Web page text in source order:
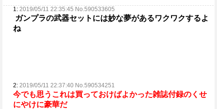
1: 2019/05/11 22:35:45 No.590533605
ガンプラの武器セットには妙な夢があるワクワクするよ
ね
2: 2019/05/11 22:37:40 No.590534251
今でも思う これは買っておけばよかった雑誌付録のくせ
にやけに豪華だ